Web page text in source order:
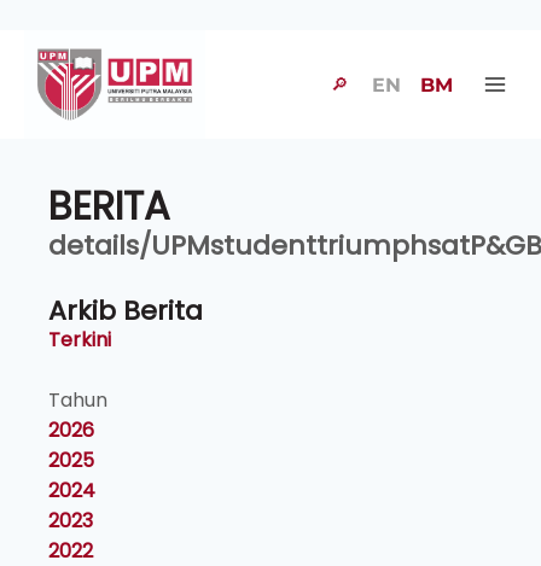
🔎 EN BM
BERITA
details/
Arkib Berita
Terkini
Tahun
2026
2025
2024
2023
2022